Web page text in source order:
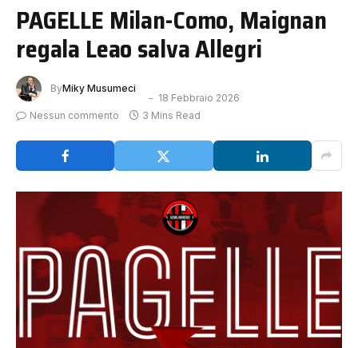
PAGELLE Milan-Como, Maignan
regala Leao salva Allegri
ByMiky Musumeci
18 Febbraio 2026
Nessun commento
3 Mins Read